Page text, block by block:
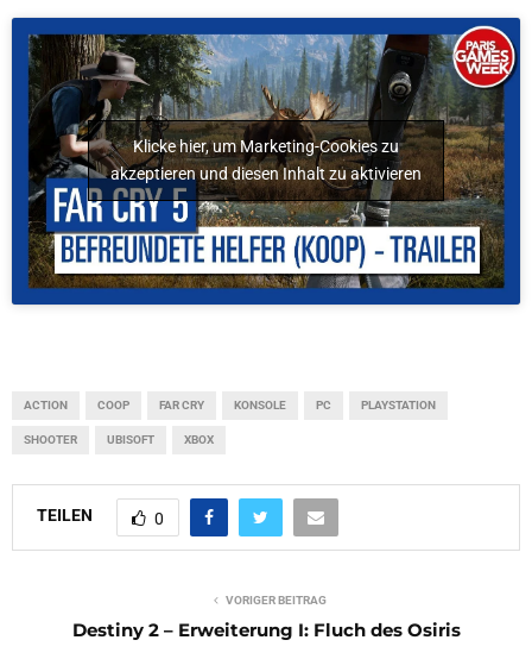
Klicke hier, um Marketing-Cookies zu
akzeptieren und diesen Inhalt zu aktivieren
ACTION COOP FAR CRY KONSOLE PC PLAYSTATION
SHOOTER UBISOFT XBOX
TEILEN 0
VORIGER BEITRAG
Destiny 2 – Erweiterung I: Fluch des Osiris